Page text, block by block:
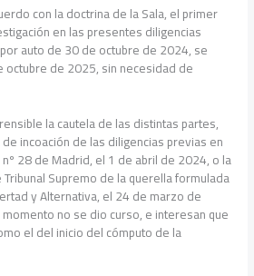
con la doctrina de la Sala, el primer
en las presentes diligencias
auto de 30 de octubre de 2024, se
de 2025, sin necesidad de
la cautela de las distintas partes,
incoación de las diligencias previas en
28 de Madrid, el 1 de abril de 2024, o la
Supremo de la querella formulada
y Alternativa, el 24 de marzo de
no se dio curso, e interesan que
el del inicio del cómputo de la